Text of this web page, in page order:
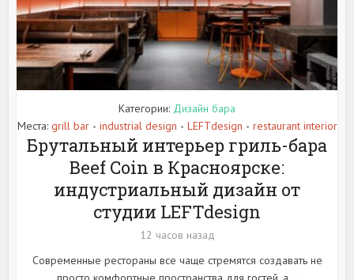
Категории: Дизайн бара
Места: grill bar • industrial design • LEFTdesign • restaurant interior
Брутальный интерьер гриль-бара
Beef Coin в Красноярске:
индустриальный дизайн от
студии LEFTdesign
12 часов назад
Современные рестораны все чаще стремятся создавать не